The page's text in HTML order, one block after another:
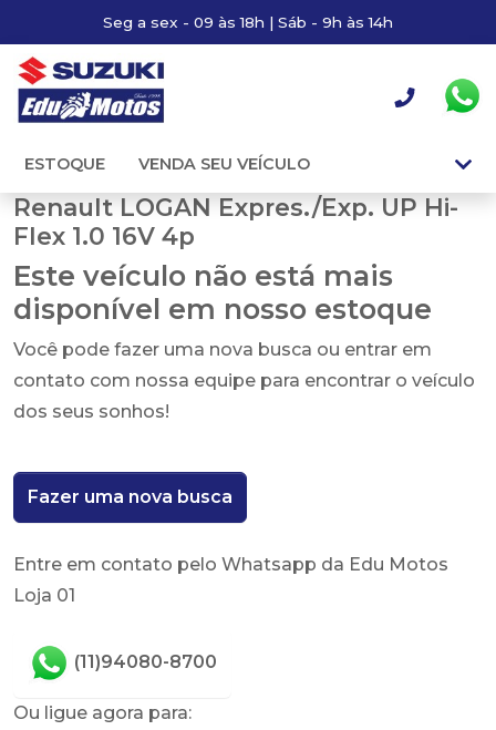
Seg a sex - 09 às 18h | Sáb - 9h às 14h
ESTOQUE VENDA SEU VEÍCULO
Renault LOGAN Expres./Exp. UP Hi-
Flex 1.0 16V 4p
Este veículo não está mais
disponível em nosso estoque
Você pode fazer uma nova busca ou entrar em
contato com nossa equipe para encontrar o veículo
dos seus sonhos!
Fazer uma nova busca
Entre em contato pelo Whatsapp da Edu Motos
Loja 01
(11)94080-8700
Ou ligue agora para: